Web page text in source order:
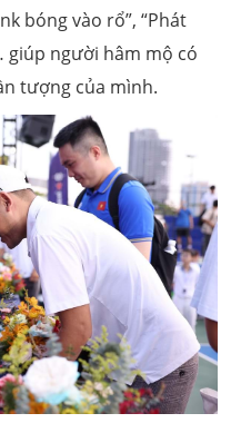
bóng vào rổ”, “Phát
giúp người hâm mộ có
tượng của mình.